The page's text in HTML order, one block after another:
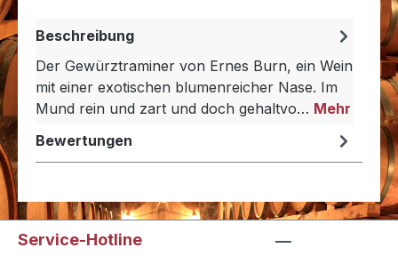
Beschreibung
Der Gewürztraminer von Ernes Burn, ein Wein
mit einer exotischen blumenreicher Nase. Im
Mund rein und zart und doch gehaltvo… Mehr
Bewertungen
Service-Hotline